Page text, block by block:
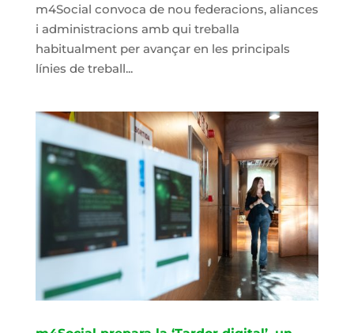
m4Social convoca de nou federacions, aliances
i administracions amb qui treballa
habitualment per avançar en les principals
línies de treball...